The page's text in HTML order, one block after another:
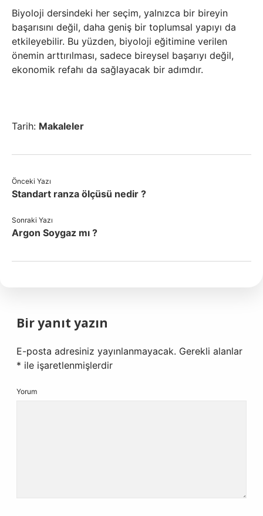
Biyoloji dersindeki her seçim, yalnızca bir bireyin
başarısını değil, daha geniş bir toplumsal yapıyı da
etkileyebilir. Bu yüzden, biyoloji eğitimine verilen
önemin arttırılması, sadece bireysel başarıyı değil,
ekonomik refahı da sağlayacak bir adımdır.
Tarih: Makaleler
Önceki Yazı
Standart ranza ölçüsü nedir ?
Sonraki Yazı
Argon Soygaz mı ?
Bir yanıt yazın
E-posta adresiniz yayınlanmayacak. Gerekli alanlar
* ile işaretlenmişlerdir
Yorum